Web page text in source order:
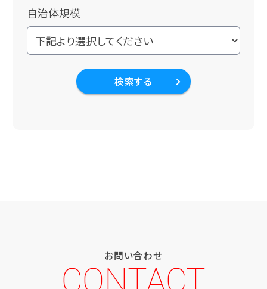
自治体規模
検索する
お問い合わせ
CONTACT